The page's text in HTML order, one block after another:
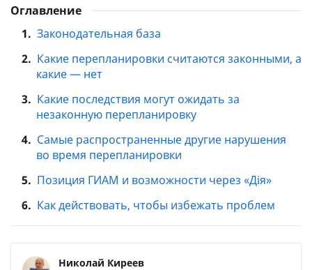
Оглавление
1. Законодательная база
2. Какие перепланировки считаются законными, а
какие — нет
3. Какие последствия могут ожидать за
незаконную перепланировку
4. Самые распространенные другие нарушения
во время перепланировки
5. Позиция ГИАМ и возможности через «Дія»
6. Как действовать, чтобы избежать проблем
Николай Киреев